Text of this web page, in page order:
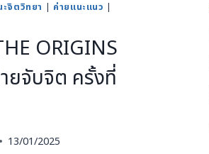
จิตวิทยา ค่ายแนะแนว
ORIGINS
ยจับจิต ครั้งที่
13/01/2025